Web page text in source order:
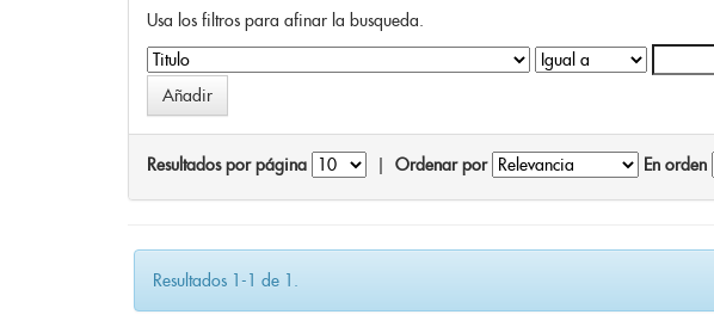
Usa los filtros para afinar la busqueda.
Resultados por página Ordenar por En orden
Resultados 1-1 de 1.